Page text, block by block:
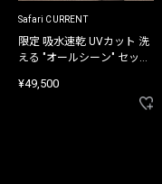
Safari CURRENT
限定 吸水速乾 UVカット 洗
える "オールシーン" セット
¥49,500